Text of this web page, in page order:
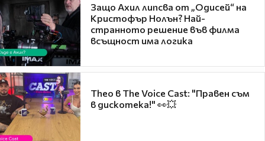
Защо Ахил липсва от „Одисей“ на
Кристофър Нолън? Най-
странното решение във филма
всъщност има логика
Theo в The Voice Cast: "Правен съм
в дискотека!" 👀💥